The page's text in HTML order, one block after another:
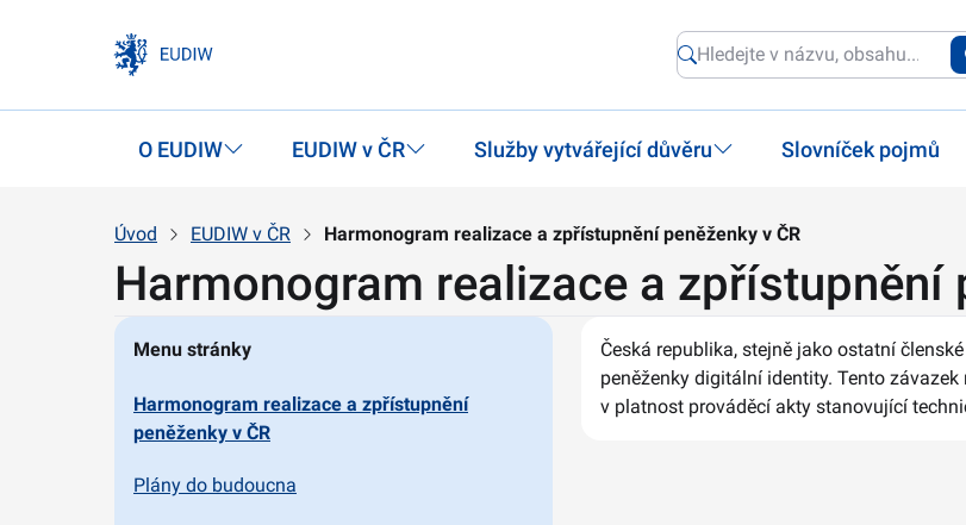
O EUDIW EUDIW v ČR Služby vytvářející důvěru Slovníček pojmů
Úvod EUDIW v ČR Harmonogram realizace a zpřístupnění peněženky v ČR
Harmonogram realizace a zpřístupnění
Menu stránky
Harmonogram realizace a zpřístupnění
peněženky v ČR
Plány do budoucna
Česká republika, stejně jako ostatní
peněženky digitální identity. Tento
v platnost prováděcí akty stanovující